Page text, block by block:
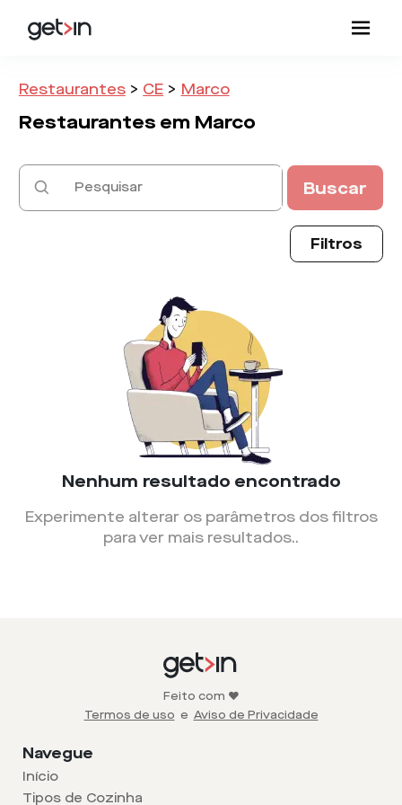
Restaurantes > CE > Marco
Restaurantes em Marco
Buscar
Filtros
Nenhum resultado encontrado
Experimente alterar os parâmetros dos filtros
para ver mais resultados..
Feito com ❤️
Termos de uso e Aviso de Privacidade
Navegue
Início
Tipos de Cozinha